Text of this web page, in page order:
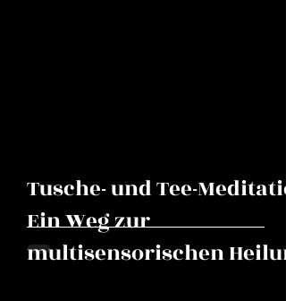
Tusche- und Tee-
Ein Weg zur
multisensorischen